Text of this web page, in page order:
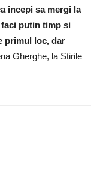
incepi sa mergi la
putin timp si
primul loc, dar
Gherghe, la Stirile